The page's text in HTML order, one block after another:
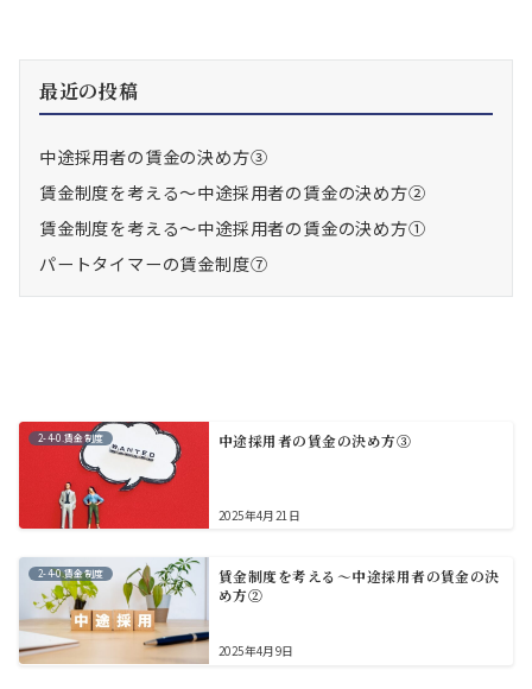
最近の投稿
中途採用者の賃金の決め方③
賃金制度を考える～中途採用者の賃金の決め方②
賃金制度を考える～中途採用者の賃金の決め方①
パートタイマーの賃金制度⑦
2-4-0.賃金制度 中途採用者の賃金の決め方③
2025年4月21日
2-4-0.賃金制度
賃金制度を考える～中途採用者の賃金の決
め方②
2025年4月9日